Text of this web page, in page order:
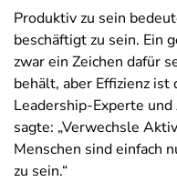
Produktiv zu sein
beschäftigt zu sein. Ein
zwar ein Zeichen dafür
behält, aber Effizienz
Leadership-Experte
sagte: „Verwechsle
Menschen sind einfach
zu sein.“